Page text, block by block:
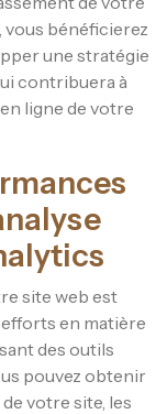
vous bénéficierez
une stratégie
contribuera à
ligne de votre
site web est
en matière
des outils
pouvez obtenir
votre site, les